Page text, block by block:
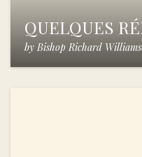
QUELQUES
by Bishop Richard